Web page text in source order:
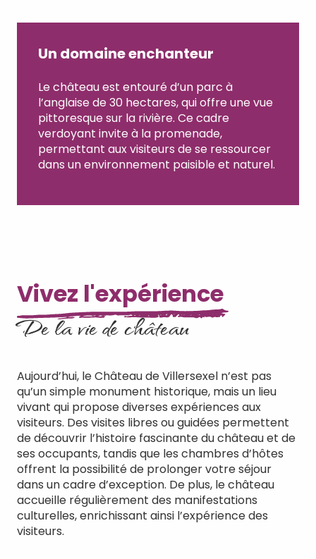
Un domaine enchanteur
Le château est entouré d’un parc à
l’anglaise de 30 hectares, qui offre une vue
pittoresque sur la rivière. Ce cadre
verdoyant invite à la promenade,
permettant aux visiteurs de se ressourcer
dans un environnement paisible et naturel.
Vivez l'expérience
De la vie de château
Aujourd’hui, le Château de Villersexel n’est pas
qu’un simple monument historique, mais un lieu
vivant qui propose diverses expériences aux
visiteurs. Des visites libres ou guidées permettent
de découvrir l’histoire fascinante du château et de
ses occupants, tandis que les chambres d’hôtes
offrent la possibilité de prolonger votre séjour
dans un cadre d’exception. De plus, le château
accueille régulièrement des manifestations
culturelles, enrichissant ainsi l’expérience des
visiteurs.